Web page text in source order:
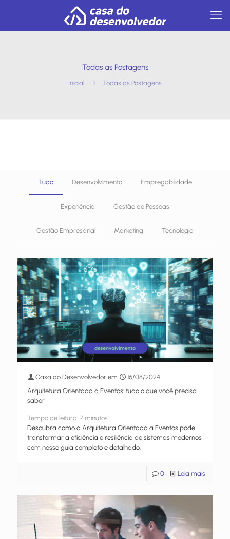
Todas as Postagens
Inicial Todas as Postagens
Tudo Desenvolvimento Empregabilidade
Experiência Gestão de Pessoas
Gestão Empresarial Marketing Tecnologia
Casa do Desenvolvedor em
16/08/2024
Arquitetura Orientada a Eventos: tudo o que você precisa
saber
Tempo de leitura: 7 minutos
Descubra como a Arquitetura Orientada a Eventos pode
transformar a eficiência e resiliência de sistemas modernos
com nosso guia completo e detalhado.
0 Leia mais